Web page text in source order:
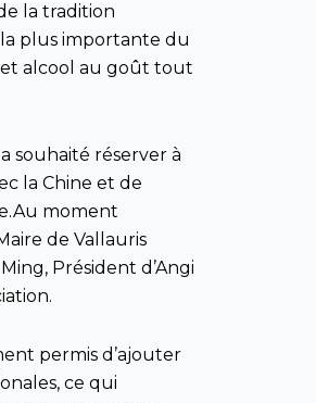
la tradition
la plus importante du
alcool au goût tout
souhaité réserver à
la Chine et de
Au moment
de Vallauris
Président d’Angi
permis d’ajouter
ce qui